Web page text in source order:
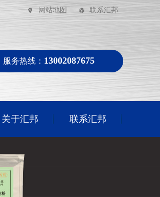
网站地图 联系汇邦
服务热线： 13002087675
关于汇邦 联系汇邦